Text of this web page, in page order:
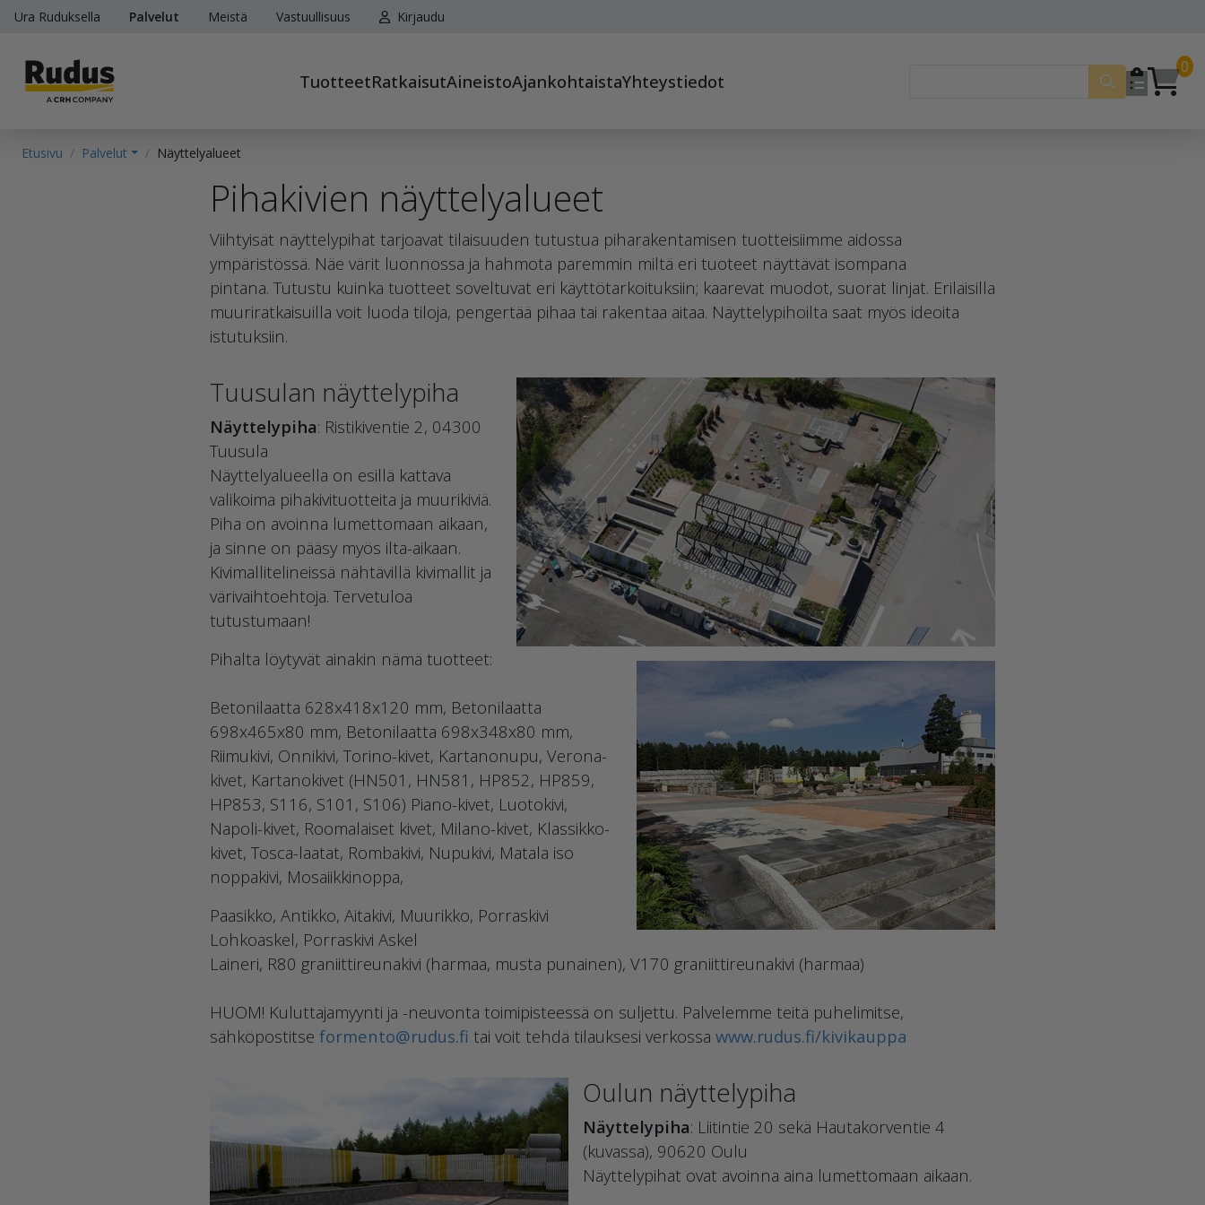
Ura Ruduksella Palvelut Meistä Vastuullisuus Kirjaudu
TuotteetRatkaisutAineistoAjankohtaistaYhteystiedot
0
Etusivu Palvelut Näyttelyalueet
Pihakivien näyttelyalueet
Viihtyisät näyttelypihat tarjoavat tilaisuuden tutustua piharakentamisen tuotteisiimme aidossa
ympäristössä. Näe värit luonnossa ja hahmota paremmin miltä eri tuoteet näyttävät isompana
pintana. Tutustu kuinka tuotteet soveltuvat eri käyttötarkoituksiin; kaarevat muodot, suorat linjat. Erilaisilla
muuriratkaisuilla voit luoda tiloja, pengertää pihaa tai rakentaa aitaa. Näyttelypihoilta saat myös ideoita
istutuksiin.
Tuusulan näyttelypiha
Näyttelypiha: Ristikiventie 2, 04300
Tuusula
Näyttelyalueella on esillä kattava
valikoima pihakivituotteita ja muurikiviä.
Piha on avoinna lumettomaan aikaan,
ja sinne on pääsy myös ilta-aikaan.
Kivimallitelineissä nähtävillä kivimallit ja
värivaihtoehtoja. Tervetuloa
tutustumaan!
Pihalta löytyvät ainakin nämä tuotteet:
Betonilaatta 628x418x120 mm, Betonilaatta
698x465x80 mm, Betonilaatta 698x348x80 mm,
Riimukivi, Onnikivi, Torino-kivet, Kartanonupu, Verona-
kivet, Kartanokivet (HN501, HN581, HP852, HP859,
HP853, S116, S101, S106) Piano-kivet, Luotokivi,
Napoli-kivet, Roomalaiset kivet, Milano-kivet, Klassikko-
kivet, Tosca-laatat, Rombakivi, Nupukivi, Matala iso
noppakivi, Mosaiikkinoppa,
Paasikko, Antikko, Aitakivi, Muurikko, Porraskivi
Lohkoaskel, Porraskivi Askel
Laineri, R80 graniittireunakivi (harmaa, musta punainen), V170 graniittireunakivi (harmaa)
HUOM! Kuluttajamyynti ja -neuvonta toimipisteessä on suljettu. Palvelemme teitä puhelimitse,
sähköpostitse formento@rudus.fi tai voit tehdä tilauksesi verkossa www.rudus.fi/kivikauppa
Oulun näyttelypiha
Näyttelypiha: Liitintie 20 sekä Hautakorventie 4
(kuvassa), 90620 Oulu
Näyttelypihat ovat avoinna aina lumettomaan aikaan.